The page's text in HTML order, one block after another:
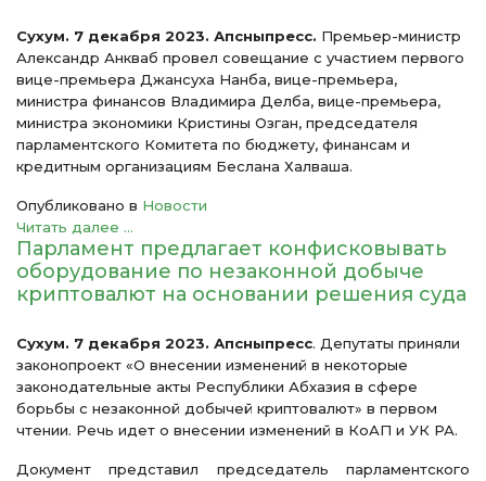
Сухум. 7 декабря 2023. Апсныпресс. Премьер-министр
Александр Анкваб провел совещание с участием первого
вице-премьера Джансуха Нанба, вице-премьера,
министра финансов Владимира Делба, вице-премьера,
министра экономики Кристины Озган, председателя
парламентского Комитета по бюджету, финансам и
кредитным организациям Беслана Халваша.
Опубликовано в Новости
Читать далее ...
Парламент предлагает конфисковывать
оборудование по незаконной добыче
криптовалют на основании решения суда
Сухум. 7 декабря 2023. Апсныпресс. Депутаты приняли
законопроект «О внесении изменений в некоторые
законодательные акты Республики Абхазия в сфере
борьбы с незаконной добычей криптовалют» в первом
чтении. Речь идет о внесении изменений в КоАП и УК РА.
Документ представил председатель парламентского